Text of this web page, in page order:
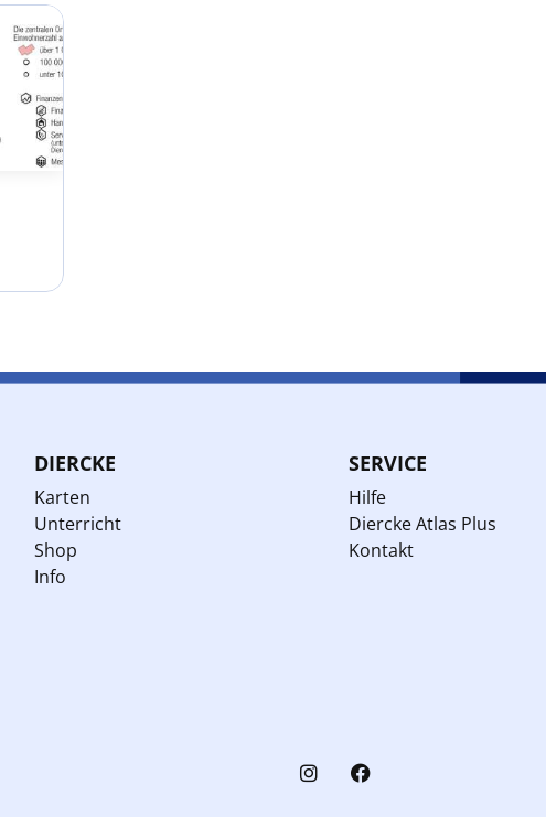
DIERCKE
Karten
Unterricht
Shop
Info
SERVICE
Hilfe
Diercke Atlas Plus
Kontakt